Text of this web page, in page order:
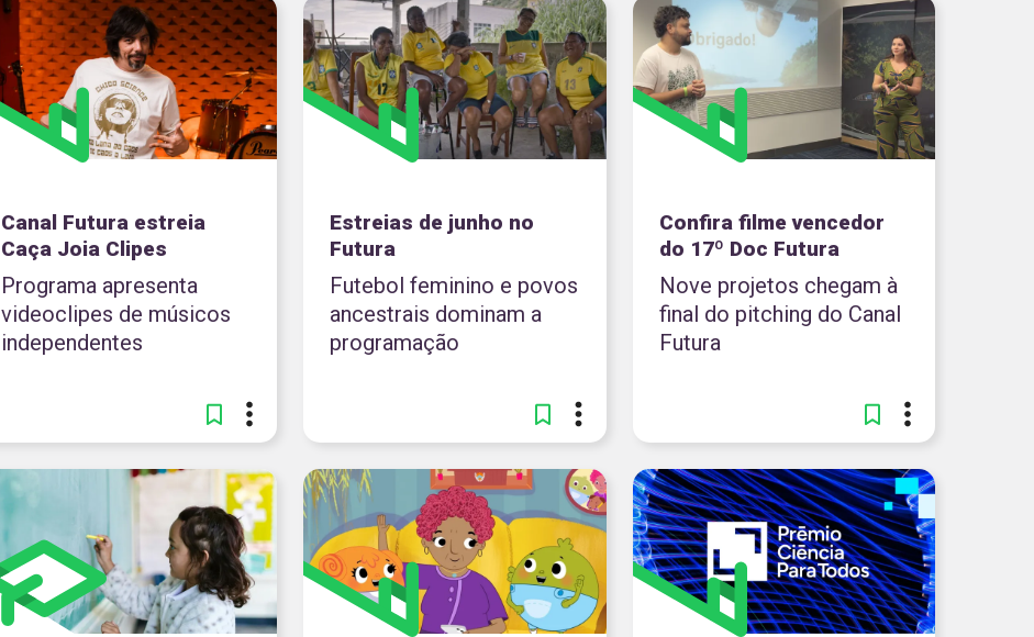
Canal Futura estreia
Caça Joia Clipes
Programa apresenta
videoclipes de músicos
independentes
Estreias de junho no
Futura
Futebol feminino e povos
ancestrais dominam a
programação
Confira filme vencedor
do 17º Doc Futura
Nove projetos chegam à
final do pitching do Canal
Futura